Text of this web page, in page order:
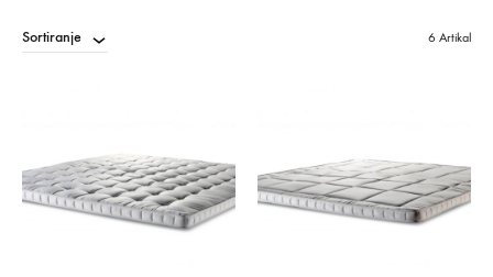
Sortiranje 6 Artikal